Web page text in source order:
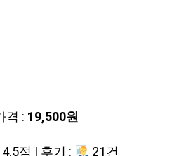
격 : 19,500원